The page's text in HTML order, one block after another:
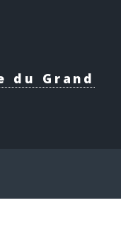
du Grand